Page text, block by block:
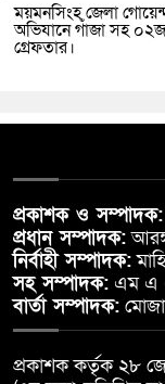
ময়মনসিংহ জেলা
অভিযানে গাঁজা সহ
গ্রেফতার।
প্রকাশক ও সম্পাদক:
প্রধান সম্পাদক:
নির্বাহী সম্পাদক:
সহ সম্পাদক: এম এ
বার্তা সম্পাদক:
প্রকাশক কর্তৃক ২৮